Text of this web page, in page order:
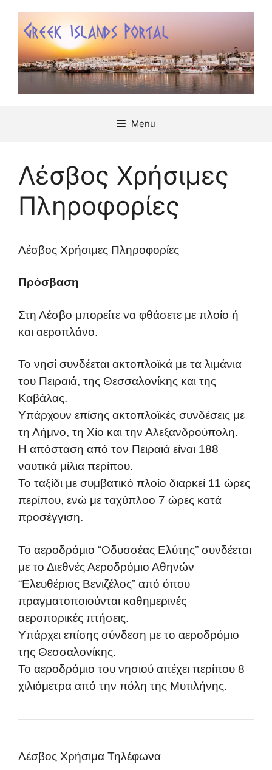
περιεχόμενο
Menu
Λέσβος Χρήσιμες
Πληροφορίες
Λέσβος Χρήσιμες Πληροφορίες
Πρόσβαση
Στη Λέσβο μπορείτε να φθάσετε με πλοίο ή
και αεροπλάνο.
Το νησί συνδέεται ακτοπλοϊκά με τα λιμάνια
του Πειραιά, της Θεσσαλονίκης και της
Καβάλας.
Υπάρχουν επίσης ακτοπλοϊκές συνδέσεις με
τη Λήμνο, τη Χίο και την Αλεξανδρούπολη.
Η απόσταση από τον Πειραιά είναι 188
ναυτικά μίλια περίπου.
Το ταξίδι με συμβατικό πλοίο διαρκεί 11 ώρες
περίπου, ενώ με ταχύπλοο 7 ώρες κατά
προσέγγιση.
Το αεροδρόμιο “Οδυσσέας Ελύτης” συνδέεται
με το Διεθνές Αεροδρόμιο Αθηνών
“Ελευθέριος Βενιζέλος” από όπου
πραγματοποιούνται καθημερινές
αεροπορικές πτήσεις.
Υπάρχει επίσης σύνδεση με το αεροδρόμιο
της Θεσσαλονίκης.
Το αεροδρόμιο του νησιού απέχει περίπου 8
χιλιόμετρα από την πόλη της Μυτιλήνης.
Λέσβος Χρήσιμα Τηλέφωνα